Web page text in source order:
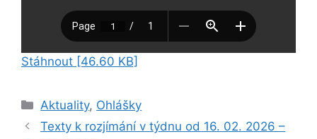
Stáhnout [46.60 KB]
Rubriky
Aktuality, Ohlášky
Texty k rozjímání v týdnu od 16. 02. 2026 –